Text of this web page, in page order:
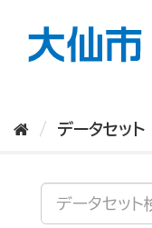
データセット